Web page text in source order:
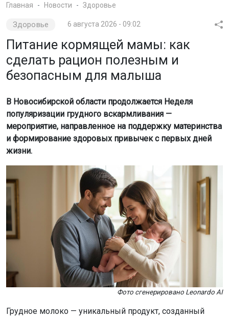
Главная Новости Здоровье
Здоровье 6 августа 2026 - 09:02
Питание кормящей мамы: как
сделать рацион полезным и
безопасным для малыша
В Новосибирской области продолжается Неделя
популяризации грудного вскармливания —
мероприятие, направленное на поддержку материнства
и формирование здоровых привычек с первых дней
жизни.
Фото сгенерировано Leonardo AI
Грудное молоко — уникальный продукт, созданный